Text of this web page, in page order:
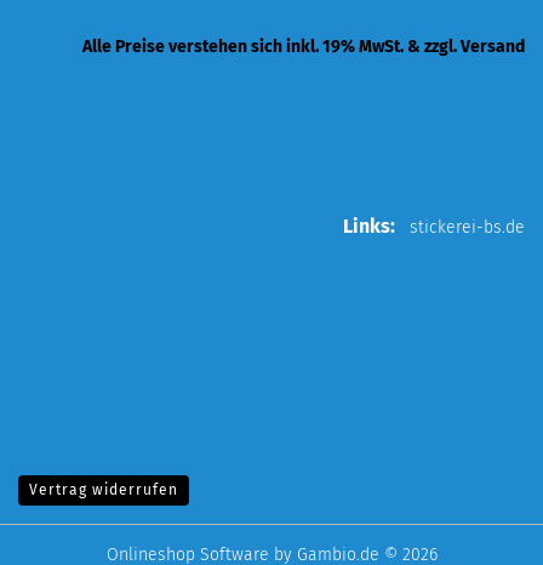
Alle Preise verstehen sich inkl. 19% MwSt. & zzgl. Versand
Links: stickerei-bs.de
Vertrag widerrufen
Onlineshop Software by Gambio.de © 2026